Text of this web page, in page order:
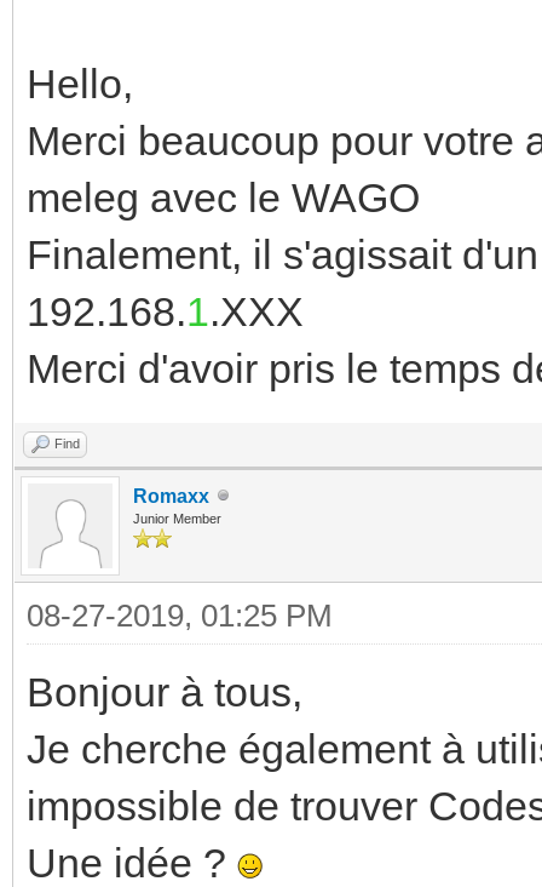
Hello,
Merci beaucoup pour votre
meleg avec le WAGO
Finalement, il s'agissait
192.168.1.XXX
Merci d'avoir pris le temps
Find
Romaxx
Junior Member
08-27-2019, 01:25 PM
Bonjour à tous,
Je cherche également à
impossible de trouver
Une idée ?